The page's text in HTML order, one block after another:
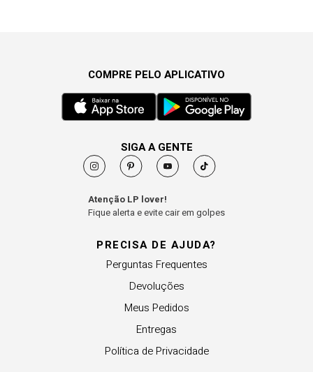
PRECISA DE AJUDA?
Perguntas Frequentes
Devoluções
Meus Pedidos
Entregas
Política de Privacidade
COMPRE PELO APLICATIVO
SIGA A GENTE
Atenção LP lover!
Fique alerta e evite cair em golpes